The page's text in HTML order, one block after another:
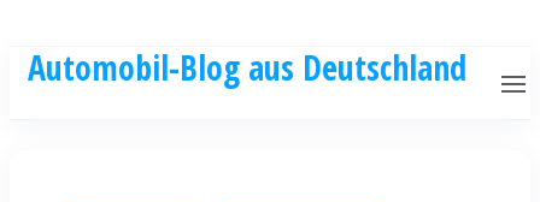
Automobil-Blog aus Deutschland